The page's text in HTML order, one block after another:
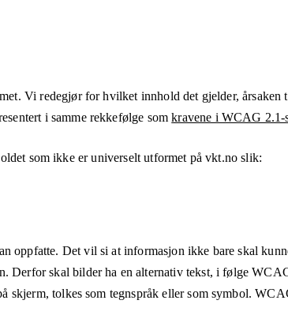
Vi redegjør for hvilket innhold det gjelder,
i samme rekkefølge somkravene i WCAG 2.1-
som ikke er universelt utformet påvkt.no slik:
oppfatte. Det vil si at informasjon ikke bare skal
Derfor skal bilder ha en alternativ tekst, i følge
skjerm, tolkes som tegnspråk eller som symbol.